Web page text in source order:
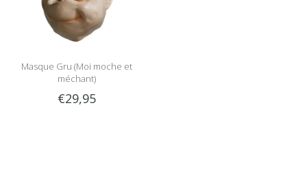
Masque Gru (Moi moche et
méchant)
€29,95